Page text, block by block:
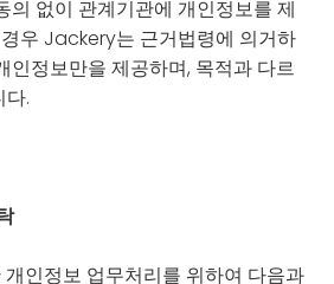
의 없이 관계기관에 개인정보를 제
우 Jackery는 근거법령에 의거하
인정보만을 제공하며, 목적과 다르
.
인정보 업무처리를 위하여 다음과